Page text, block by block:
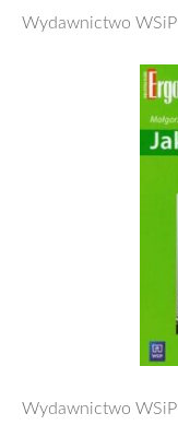
Wydawnictwo WSiP
Wydawnictwo WSiP